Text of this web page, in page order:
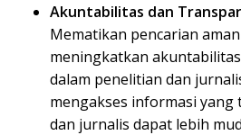
Akuntabilitas dan
Mematikan pencarian
meningkatkan
dalam penelitian dan
mengakses informasi
dan jurnalis dapat lebih